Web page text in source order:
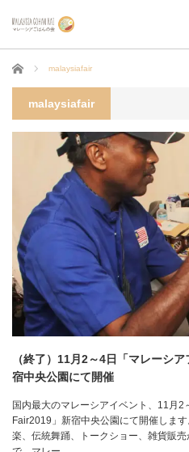
ホーム malaysiafair
malaysiafair
（終了）11月2～4日「マレーシ
宿中央公園にて開催
国内最大のマレーシアイベント、11月
Fair2019」新宿中央公園にて開催しま
楽、伝統舞踊、トークショー、雑貨販